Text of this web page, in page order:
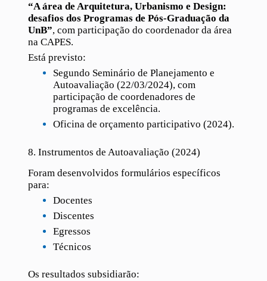
“A área de Arquitetura, Urbanismo e Design:
desafios dos Programas de Pós-Graduação da
UnB”, com participação do coordenador da área
na CAPES.
Está previsto:
Segundo Seminário de Planejamento e
Autoavaliação (22/03/2024), com
participação de coordenadores de
programas de excelência.
Oficina de orçamento participativo (2024).
8. Instrumentos de Autoavaliação (2024)
Foram desenvolvidos formulários específicos
para:
Docentes
Discentes
Egressos
Técnicos
Os resultados subsidiarão: